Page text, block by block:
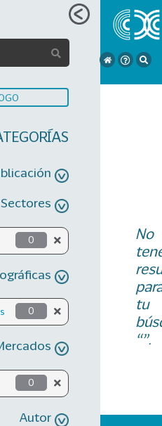
Sectores
0
0
0
Autor
No
tu
“”.